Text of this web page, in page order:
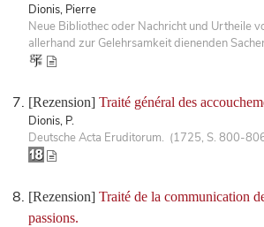
Dionis, Pierre
Neue Bibliothec oder Nachricht und Urtheile
allerhand zur Gelehrsamkeit dienenden
[Rezension] Traité général des
Dionis, P.
Deutsche Acta Eruditorum. (1725, S. 800-
[Rezension] Traité de la communication
passions.